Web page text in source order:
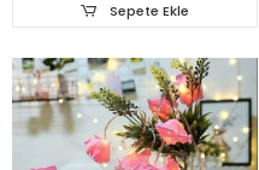
Sepete Ekle